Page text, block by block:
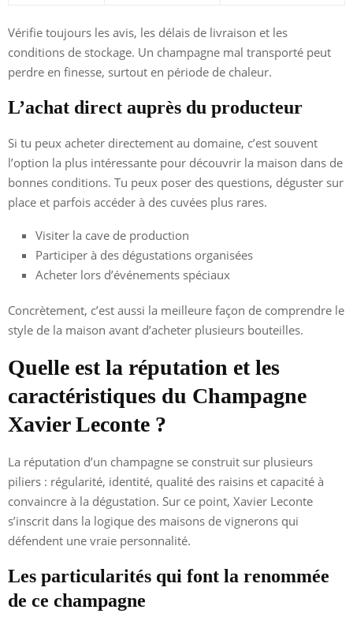
Vérifie toujours les avis, les délais de livraison et les
conditions de stockage. Un champagne mal transporté peut
perdre en finesse, surtout en période de chaleur.
L’achat direct auprès du producteur
Si tu peux acheter directement au domaine, c’est souvent
l’option la plus intéressante pour découvrir la maison dans de
bonnes conditions. Tu peux poser des questions, déguster sur
place et parfois accéder à des cuvées plus rares.
Visiter la cave de production
Participer à des dégustations organisées
Acheter lors d’événements spéciaux
Concrètement, c’est aussi la meilleure façon de comprendre le
style de la maison avant d’acheter plusieurs bouteilles.
Quelle est la réputation et les
caractéristiques du Champagne
Xavier Leconte ?
La réputation d’un champagne se construit sur plusieurs
piliers : régularité, identité, qualité des raisins et capacité à
convaincre à la dégustation. Sur ce point, Xavier Leconte
s’inscrit dans la logique des maisons de vignerons qui
défendent une vraie personnalité.
Les particularités qui font la renommée
de ce champagne